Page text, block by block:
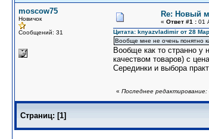
moscow75
Новичок
Сообщений: 31
Re: Новый
« Ответ #1 : 01
Цитата: knyazvladimir от 28
Вообще мне не очень понятно
Вообще как то странно у
качеством товаров) с
Серединки и выбора
« Последнее
Страниц: [1]